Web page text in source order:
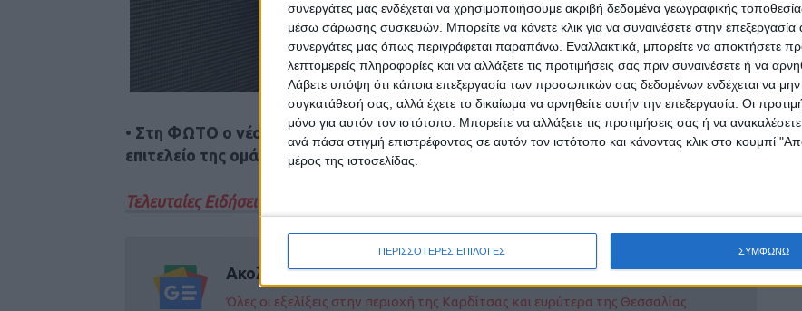
συνεργάτες μας ενδέχεται να χρησιμοποιήσουμε ακριβή δεδομένα γεωγραφικής
μέσω σάρωσης συσκευών. Μπορείτε να κάνετε κλικ για να συναινέσετε στην επεξεργασία
συνεργάτες μας όπως περιγράφεται παραπάνω. Εναλλακτικά, μπορείτε να αποκτήσετε
λεπτομερείς πληροφορίες και να αλλάξετε τις προτιμήσεις σας πριν συναινέσετε ή να
Λάβετε υπόψη ότι κάποια επεξεργασία των προσωπικών σας δεδομένων ενδέχεται να μην
συγκατάθεσή σας, αλλά έχετε το δικαίωμα να αρνηθείτε αυτήν την επεξεργασία. Οι
μόνο για αυτόν τον ιστότοπο. Μπορείτε να αλλάξετε τις προτιμήσεις σας ή να
ανά πάσα στιγμή επιστρέφοντας σε αυτόν τον ιστότοπο και κάνοντας κλικ στο κουμπί
μέρος της ιστοσελίδας.
ΠΕΡΙΣΣΟΤΕΡΕΣ ΕΠΙΛΟΓΕΣ ΣΥΜΦΩΝΩ
• Στη ΦΩΤΟ ο νέος πρόεδρος του ΑΣΚ Βασίλης Τσιγάρας ανάμεσα στο τεχνικό
επιτελείο της ομάδας.
Τελευταίες Ειδήσεις Σήμερα
Ακολούθησε την εφημερίδα ΝΕΟΣ ΑΓΩΝ στο Google News!
Όλες οι εξελίξεις στην περιοχή της Καρδίτσας και ευρύτερα της Θεσσαλίας